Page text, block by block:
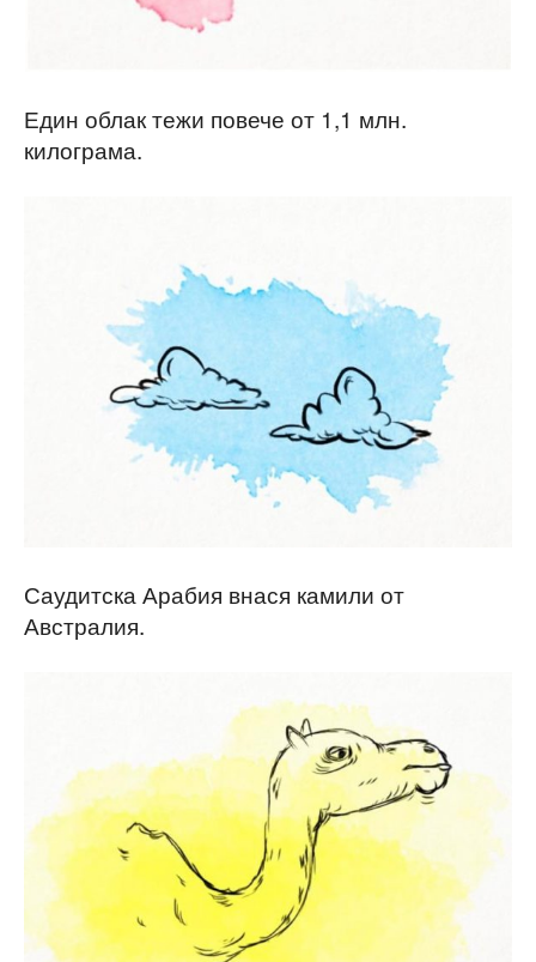
Един облак тежи повече от 1,1 млн.
килограма.
Саудитска Арабия внася камили от
Австралия.